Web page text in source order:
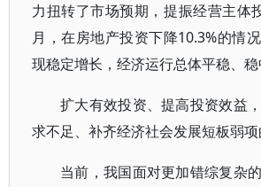
力扭转了市场预期，提振经营主
月，在房地产投资下降10.3%的情
现稳定增长，经济运行总体平稳、稳
扩大有效投资、提高投资效益
求不足、补齐经济社会发展短板弱
当前，我国面对更加错综复杂